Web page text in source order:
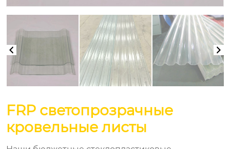
FRP светопрозрачные
кровельные листы